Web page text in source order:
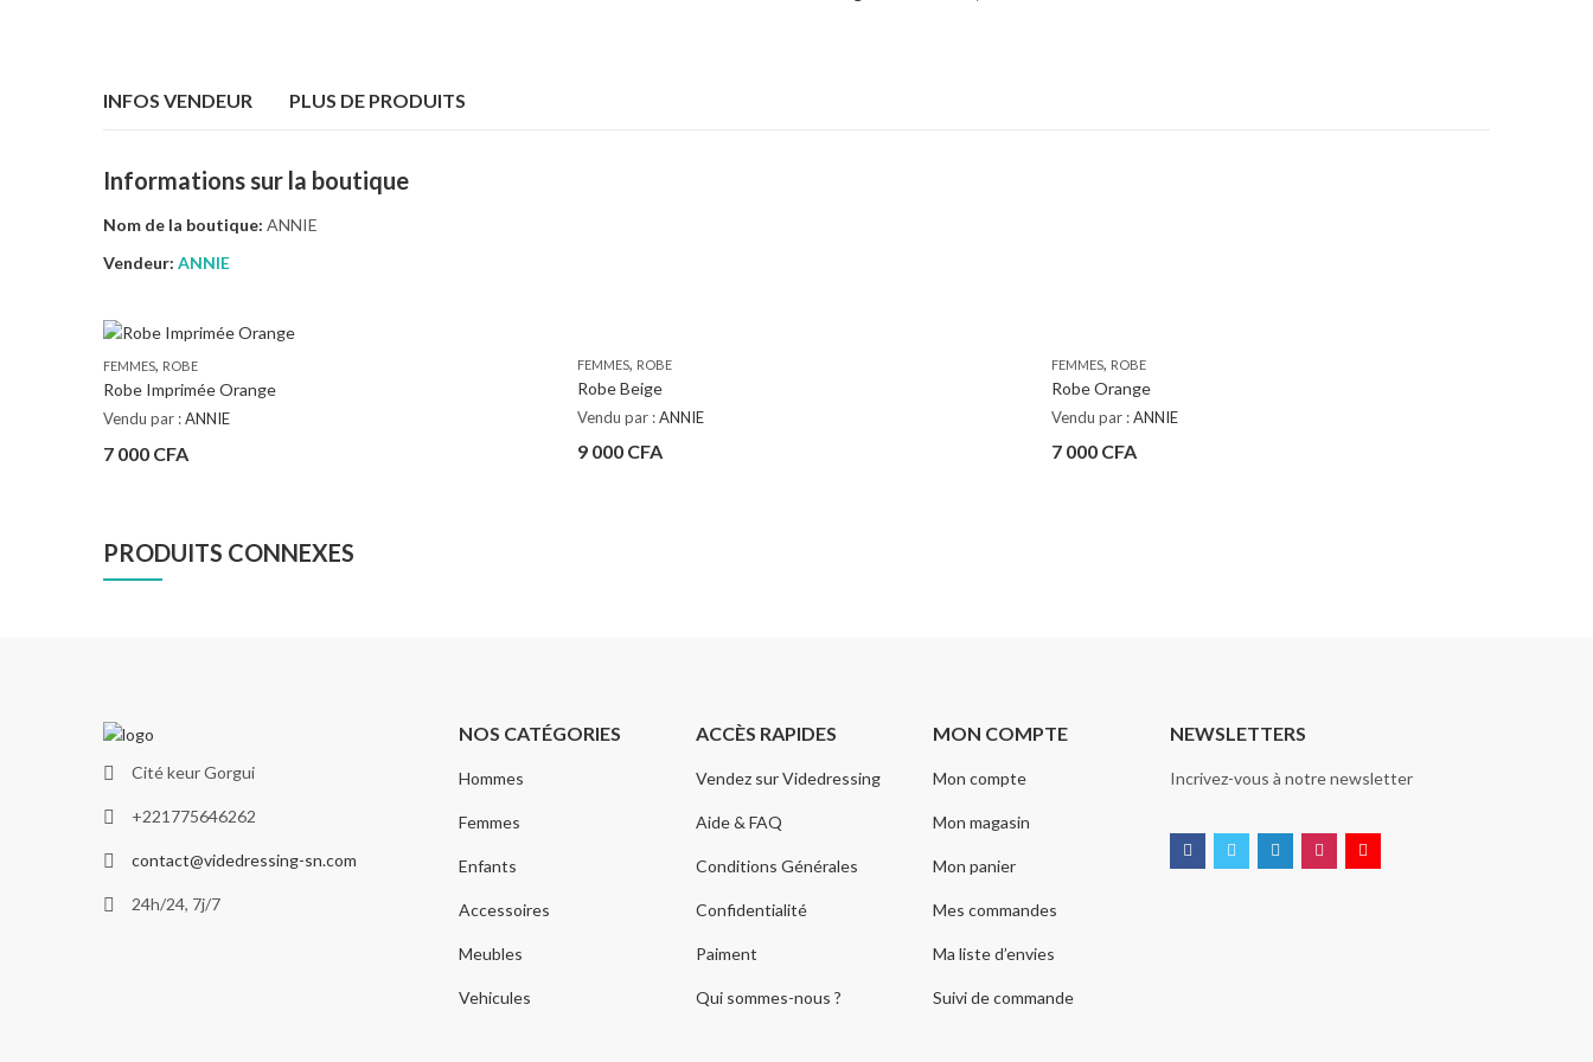
INFOS VENDEUR PLUS DE PRODUITS
Informations sur la boutique
Nom de la boutique: ANNIE
Vendeur: ANNIE
FEMMES, ROBE
Robe Imprimée Orange
Vendu par :ANNIE
7 000 CFA
FEMMES, ROBE
Robe Beige
Vendu par :ANNIE
9 000 CFA
FEMMES, ROBE
Robe Orange
Vendu par :ANNIE
7 000 CFA
PRODUITS CONNEXES
Cité keur Gorgui
+221775646262
contact@videdressing-sn.com
24h/24, 7j/7
NOS CATÉGORIES
Hommes
Femmes
Enfants
Accessoires
Meubles
Vehicules
ACCÈS RAPIDES
Vendez sur Videdressing
Aide & FAQ
Conditions Générales
Confidentialité
Paiment
Qui sommes-nous ?
MON COMPTE
Mon compte
Mon magasin
Mon panier
Mes commandes
Ma liste d’envies
Suivi de commande
NEWSLETTERS
Incrivez-vous à notre newsletter